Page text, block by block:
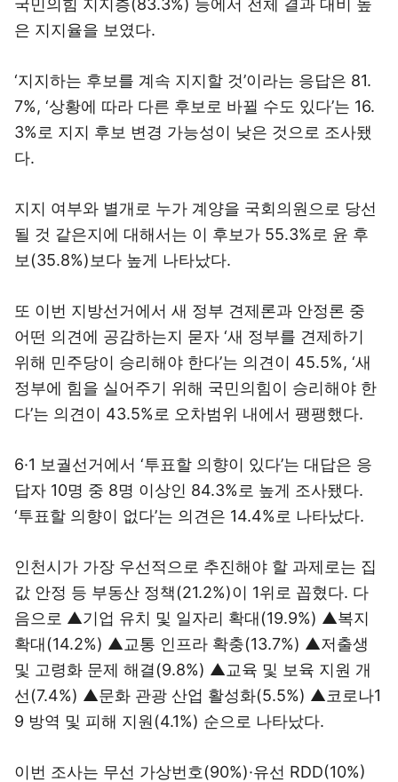
국민의힘 지지층(83.3%) 등에서 전체 결과 대비 높
은 지지율을 보였다.
‘지지하는 후보를 계속 지지할 것’이라는 응답은 81.
7%, ‘상황에 따라 다른 후보로 바뀔 수도 있다’는 16.
3%로 지지 후보 변경 가능성이 낮은 것으로 조사됐
다.
지지 여부와 별개로 누가 계양을 국회의원으로 당선
될 것 같은지에 대해서는 이 후보가 55.3%로 윤 후
보(35.8%)보다 높게 나타났다.
또 이번 지방선거에서 새 정부 견제론과 안정론 중
어떤 의견에 공감하는지 묻자 ‘새 정부를 견제하기
위해 민주당이 승리해야 한다’는 의견이 45.5%, ‘새
정부에 힘을 실어주기 위해 국민의힘이 승리해야 한
다’는 의견이 43.5%로 오차범위 내에서 팽팽했다.
6·1 보궐선거에서 ‘투표할 의향이 있다’는 대답은 응
답자 10명 중 8명 이상인 84.3%로 높게 조사됐다.
‘투표할 의향이 없다’는 의견은 14.4%로 나타났다.
인천시가 가장 우선적으로 추진해야 할 과제로는 집
값 안정 등 부동산 정책(21.2%)이 1위로 꼽혔다. 다
음으로 ▲기업 유치 및 일자리 확대(19.9%) ▲복지
확대(14.2%) ▲교통 인프라 확충(13.7%) ▲저출생
및 고령화 문제 해결(9.8%) ▲교육 및 보육 지원 개
선(7.4%) ▲문화 관광 산업 활성화(5.5%) ▲코로나1
9 방역 및 피해 지원(4.1%) 순으로 나타났다.
이번 조사는 무선 가상번호(90%)·유선 RDD(10%)